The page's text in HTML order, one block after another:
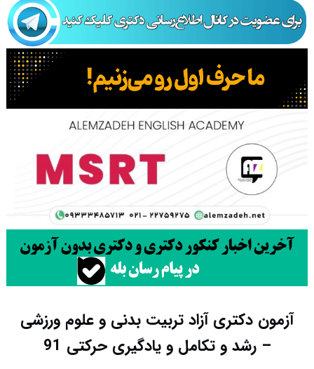
آزمون دکتری آزاد تربیت بدنی و علوم ورزشی
– رشد و تکامل و یادگیری حرکتی 91